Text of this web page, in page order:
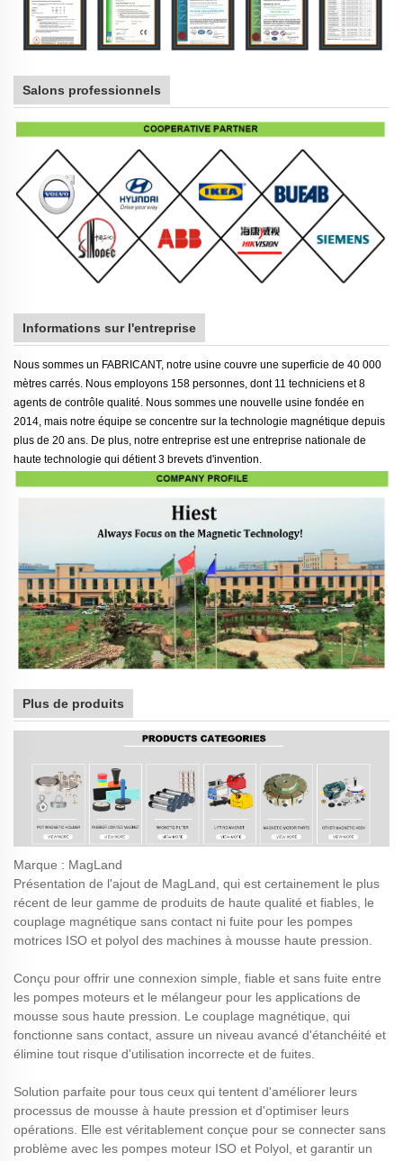
Salons professionnels
Informations sur l'entreprise
Nous sommes un FABRICANT, notre usine couvre une superficie de 40 000
mètres carrés. Nous employons 158 personnes, dont 11 techniciens et 8
agents de contrôle qualité. Nous sommes une nouvelle usine fondée en
2014, mais notre équipe se concentre sur la technologie magnétique depuis
plus de 20 ans. De plus, notre entreprise est une entreprise nationale de
haute technologie qui détient 3 brevets d'invention.
Plus de produits
Marque : MagLand
Présentation de l'ajout de MagLand, qui est certainement le plus
récent de leur gamme de produits de haute qualité et fiables, le
couplage magnétique sans contact ni fuite pour les pompes
motrices ISO et polyol des machines à mousse haute pression.
Conçu pour offrir une connexion simple, fiable et sans fuite entre
les pompes moteurs et le mélangeur pour les applications de
mousse sous haute pression. Le couplage magnétique, qui
fonctionne sans contact, assure un niveau avancé d'étanchéité et
élimine tout risque d'utilisation incorrecte et de fuites.
Solution parfaite pour tous ceux qui tentent d'améliorer leurs
processus de mousse à haute pression et d'optimiser leurs
opérations. Elle est véritablement conçue pour se connecter sans
problème avec les pompes moteur ISO et Polyol, et garantir un